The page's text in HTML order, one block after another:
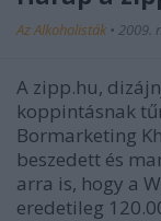
Az Alkoholisták • 2009.
A zipp.hu,
koppintásnak
Bormarketing
beszedett és
arra is, hogy a
eredetileg